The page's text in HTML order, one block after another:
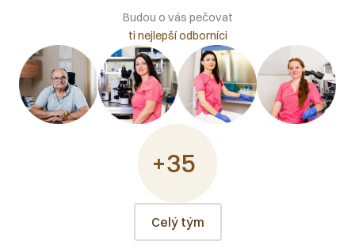
Budou o vás pečovat
ti nejlepší odborníci
+35
Celý tým